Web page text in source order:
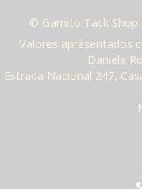
© Gamito Tack Shop
Valores apresentados
Daniela
Estrada Nacional 247,